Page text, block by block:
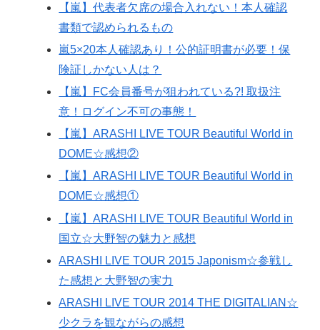
【嵐】代表者欠席の場合入れない！本人確認
書類で認められるもの
嵐5×20本人確認あり！公的証明書が必要！保
険証しかない人は？
【嵐】FC会員番号が狙われている?! 取扱注
意！ログイン不可の事態！
【嵐】ARASHI LIVE TOUR Beautiful World in
DOME☆感想②
【嵐】ARASHI LIVE TOUR Beautiful World in
DOME☆感想①
【嵐】ARASHI LIVE TOUR Beautiful World in
国立☆大野智の魅力と感想
ARASHI LIVE TOUR 2015 Japonism☆参戦し
た感想と大野智の実力
ARASHI LIVE TOUR 2014 THE DIGITALIAN☆
少クラを観ながらの感想